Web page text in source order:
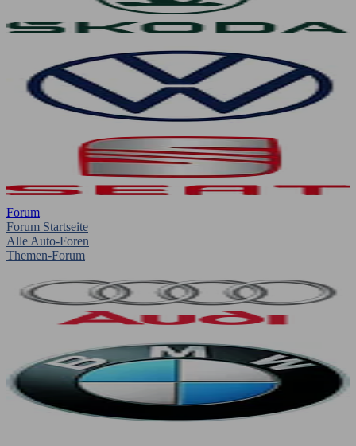
Forum
Forum Startseite
Alle Auto-Foren
Themen-Forum